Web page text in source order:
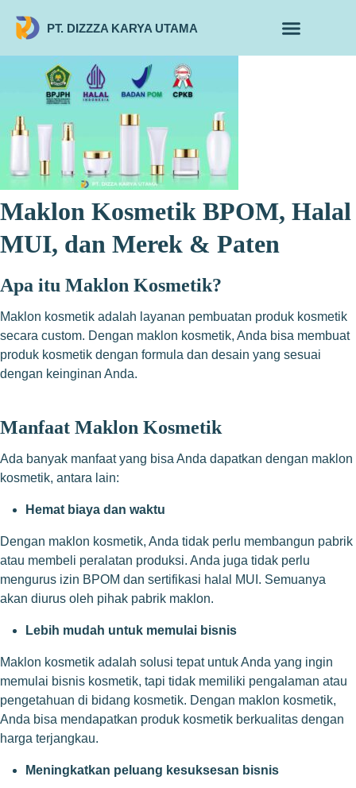
PT. DIZZZA KARYA UTAMA
Maklon Kosmetik BPOM, Halal
MUI, dan Merek & Paten
Apa itu Maklon Kosmetik?
Maklon kosmetik adalah layanan pembuatan produk kosmetik
secara custom. Dengan maklon kosmetik, Anda bisa membuat
produk kosmetik dengan formula dan desain yang sesuai
dengan keinginan Anda.
Manfaat Maklon Kosmetik
Ada banyak manfaat yang bisa Anda dapatkan dengan maklon
kosmetik, antara lain:
Hemat biaya dan waktu
Dengan maklon kosmetik, Anda tidak perlu membangun pabrik
atau membeli peralatan produksi. Anda juga tidak perlu
mengurus izin BPOM dan sertifikasi halal MUI. Semuanya
akan diurus oleh pihak pabrik maklon.
Lebih mudah untuk memulai bisnis
Maklon kosmetik adalah solusi tepat untuk Anda yang ingin
memulai bisnis kosmetik, tapi tidak memiliki pengalaman atau
pengetahuan di bidang kosmetik. Dengan maklon kosmetik,
Anda bisa mendapatkan produk kosmetik berkualitas dengan
harga terjangkau.
Meningkatkan peluang kesuksesan bisnis